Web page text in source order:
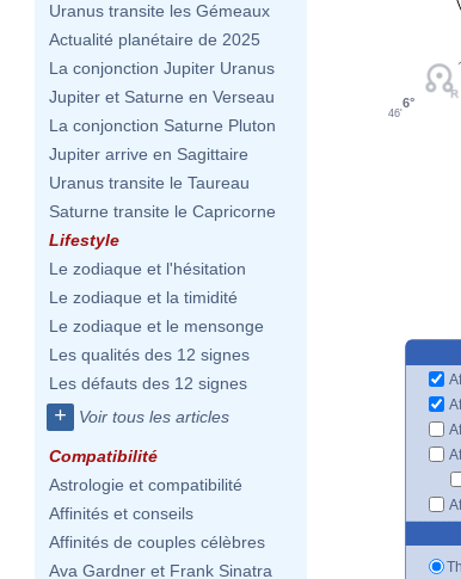
Uranus transite les Gémeaux
Actualité planétaire de 2025
La conjonction Jupiter Uranus
Jupiter et Saturne en Verseau
La conjonction Saturne Pluton
Jupiter arrive en Sagittaire
Uranus transite le Taureau
Saturne transite le Capricorne
Lifestyle
Le zodiaque et l'hésitation
Le zodiaque et la timidité
Le zodiaque et le mensonge
Les qualités des 12 signes
Les défauts des 12 signes
+ Voir tous les articles
Compatibilité
Astrologie et compatibilité
Affinités et conseils
Affinités de couples célèbres
Ava Gardner et Frank Sinatra
6°
46'